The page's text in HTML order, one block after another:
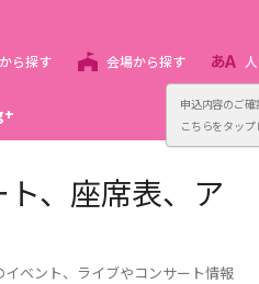
申込内容のご確
こちらをタッ
ら探す 会場から探す
、座席表、ア
ベント、ライブやコンサート情報